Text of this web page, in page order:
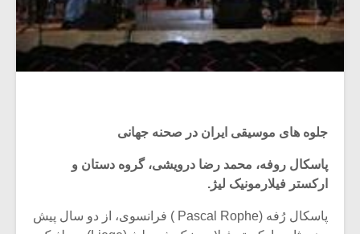
جلوه های موسیقی ایران در صحنه جهانی
پاسکال روفه، محمد رضا درویشی، گروه دستان و
ارکستر فیلارمونیک لیژ.
پاسکال رُفه (Pascal Rophe ) فرانسوی، از دو سال پیش